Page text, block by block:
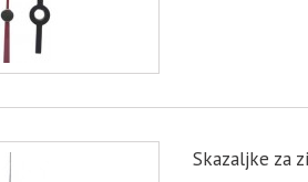
Skazaljke za